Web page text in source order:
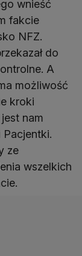
wnieść
fakcie
NFZ.
do
A
możliwość
kroki
nam
ze
wszelkich